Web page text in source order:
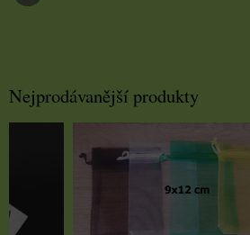
Nejprodávanější produkty